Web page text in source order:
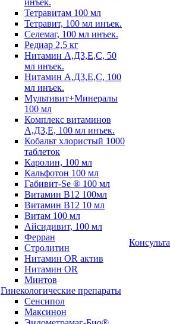
инъек.
Тетравитам 100 мл
Тетравит, 100 мл инъек.
Селемаг, 100 мл инъек.
Редиар 2,5 кг
Нитамин А,Д3,Е,С, 50
мл инъек.
Нитамин А,Д3,Е,С, 100
мл инъек.
Мультивит+Минералы
100 мл
Комплекс витаминов
А,Д3,Е, 100 мл инъек.
Кобальт хлористый 1000
таблеток
Каролин, 100 мл
Кальфотон 100 мл
Габивит-Se ® 100 мл
Витамин В12 100мл
Витамин В12 10 мл
Витам 100 мл
Айсидивит, 100 мл
Ферран
Стролитин
Нитамин OR актив
Нитамин OR
Минтов
Гинекологические препараты
Сенсипол
Максинон